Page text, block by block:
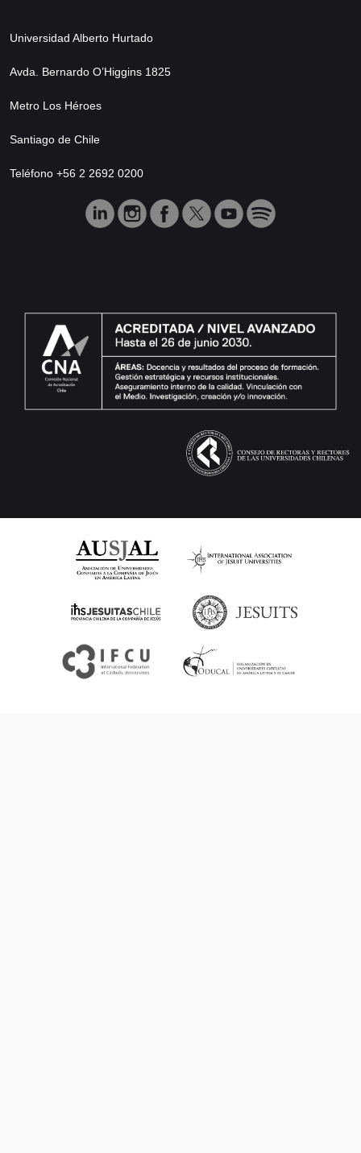
Universidad Alberto Hurtado
Avda. Bernardo O’Higgins 1825
Metro Los Héroes
Santiago de Chile
Teléfono +56 2 2692 0200